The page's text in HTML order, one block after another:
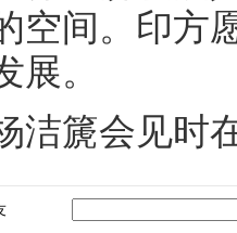
空间。印方
展。
篪会见时